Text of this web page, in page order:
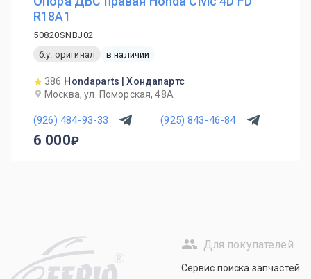
R18A1
50820SNBJ02
б.у. оригинал
в наличии
386 Hondaparts | Хондапартс
Москва, ул. Поморская, 48А
(926) 484-93-33 (925) 843-46-84
6 000
R
Для покупателей
Сервис поиска запчастей